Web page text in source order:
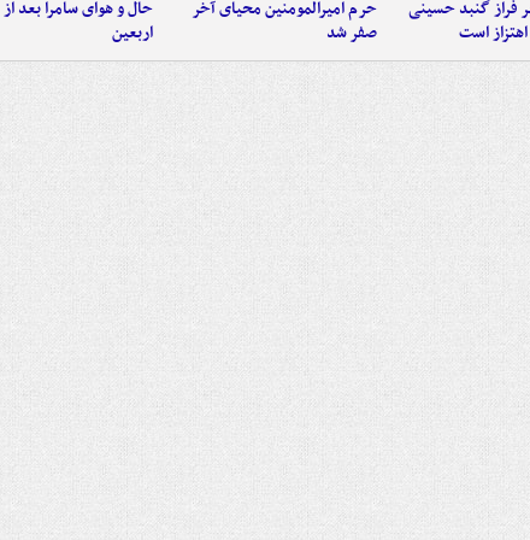
فراز گنبد حسینی
است
حرم امیرالمومنین محیای آخر
صفر شد
حال و هوای سامرا بعد از
اربعین